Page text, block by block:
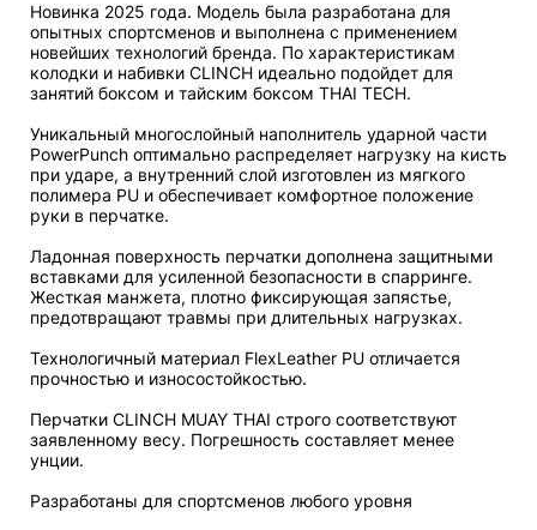
Новинка 2025 года. Модель была разработана для
опытных спортсменов и выполнена с применением
новейших технологий бренда. По характеристикам
колодки и набивки CLINCH идеально подойдет для
занятий боксом и тайским боксом THAI TECH.
Уникальный многослойный наполнитель ударной части
PowerPunch оптимально распределяет нагрузку на кисть
при ударе, а внутренний слой изготовлен из мягкого
полимера PU и обеспечивает комфортное положение
руки в перчатке.
Ладонная поверхность перчатки дополнена защитными
вставками для усиленной безопасности в спарринге.
Жесткая манжета, плотно фиксирующая запястье,
предотвращают травмы при длительных нагрузках.
Технологичный материал FlexLeather PU отличается
прочностью и износостойкостью.
Перчатки CLINCH MUAY THAI строго соответствуют
заявленному весу. Погрешность составляет менее
унции.
Разработаны для спортсменов любого уровня